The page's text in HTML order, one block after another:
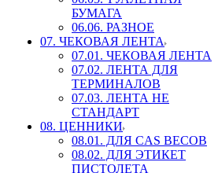
БУМАГА
06.06. РАЗНОЕ
07. ЧЕКОВАЯ ЛЕНТА
07.01. ЧЕКОВАЯ ЛЕНТА
07.02. ЛЕНТА ДЛЯ
ТЕРМИНАЛОВ
07.03. ЛЕНТА НЕ
СТАНДАРТ
08. ЦЕННИКИ
08.01. ДЛЯ CAS ВЕСОВ
08.02. ДЛЯ ЭТИКЕТ
ПИСТОЛЕТА